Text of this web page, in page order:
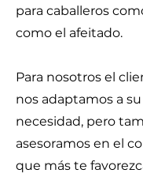
para caballeros
como el afeitado.
Para nosotros el
nos adaptamos a
necesidad, pero
asesoramos en el
que más te